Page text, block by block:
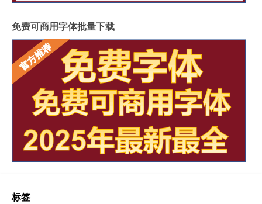
免费可商用字体批量下载
标签